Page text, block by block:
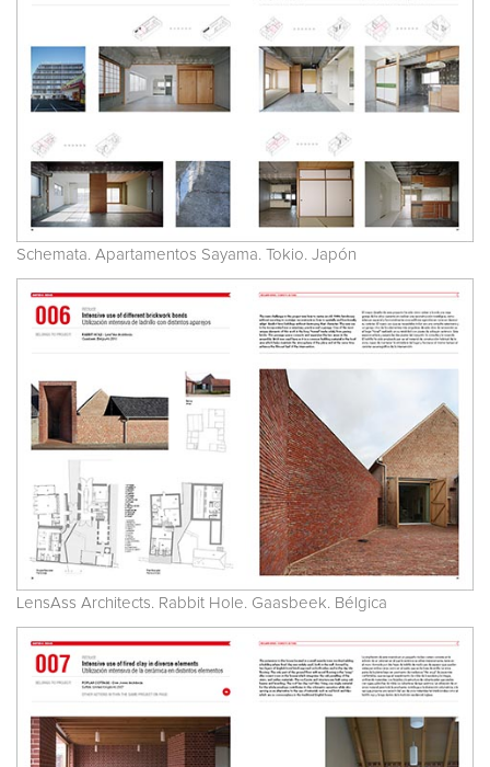
Schemata. Apartamentos Sayama. Tokio. Japón
LensAss Architects. Rabbit Hole. Gaasbeek. Bélgica